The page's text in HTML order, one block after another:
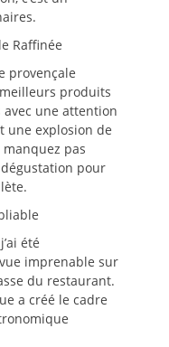
Raffinée
provençale
produits
avec une attention
une explosion de
pas
dégustation pour
été
imprenable sur
du restaurant.
a créé le cadre